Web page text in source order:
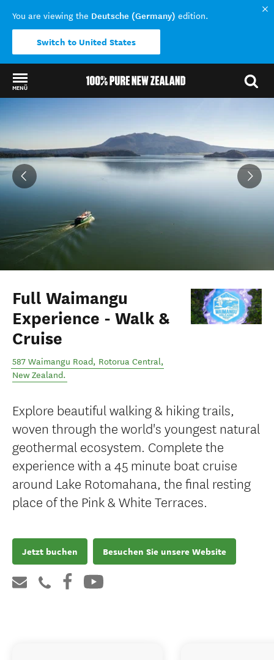
You are viewing the Deutsche (Germany) edition.
Switch to United States
MENÜ
Full Waimangu
Experience - Walk &
Cruise
587 Waimangu Road, Rotorua Central,
New Zealand.
Explore beautiful walking & hiking trails,
woven through the world's youngest natural
geothermal ecosystem. Complete the
experience with a 45 minute boat cruise
around Lake Rotomahana, the final resting
place of the Pink & White Terraces.
Jetzt buchen Besuchen Sie unsere Website